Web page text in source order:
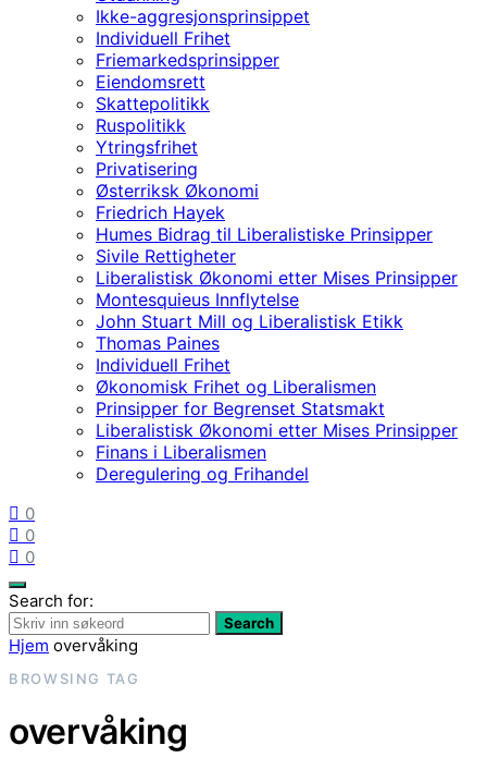
Ikke-aggresjonsprinsippet
Individuell Frihet
Friemarkedsprinsipper
Eiendomsrett
Skattepolitikk
Ruspolitikk
Ytringsfrihet
Privatisering
Østerriksk Økonomi
Friedrich Hayek
Humes Bidrag til Liberalistiske Prinsipper
Sivile Rettigheter
Liberalistisk Økonomi etter Mises Prinsipper
Montesquieus Innflytelse
John Stuart Mill og Liberalistisk Etikk
Thomas Paines
Individuell Frihet
Økonomisk Frihet og Liberalismen
Prinsipper for Begrenset Statsmakt
Liberalistisk Økonomi etter Mises Prinsipper
Finans i Liberalismen
Deregulering og Frihandel
0
0
0
Search for:
Search
Hjem overvåking
BROWSING TAG
overvåking